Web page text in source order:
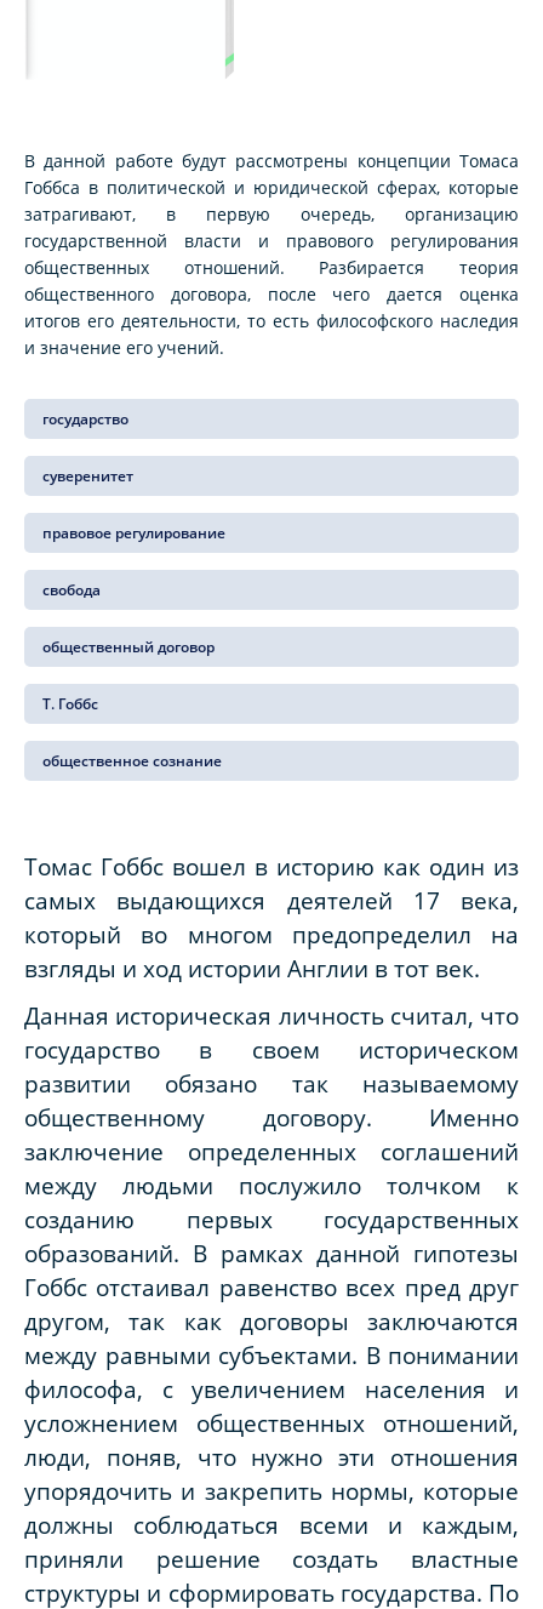
В данной работе будут рассмотрены концепции Томаса
Гоббса в политической и юридической сферах, которые
затрагивают, в первую очередь, организацию
государственной власти и правового регулирования
общественных отношений. Разбирается теория
общественного договора, после чего дается оценка
итогов его деятельности, то есть философского наследия
и значение его учений.
государство
суверенитет
правовое регулирование
свобода
общественный договор
Т. Гоббс
общественное сознание
Томас Гоббс вошел в историю как один из
самых выдающихся деятелей 17 века,
который во многом предопределил на
взгляды и ход истории Англии в тот век.
Данная историческая личность считал, что
государство в своем историческом
развитии обязано так называемому
общественному договору. Именно
заключение определенных соглашений
между людьми послужило толчком к
созданию первых государственных
образований. В рамках данной гипотезы
Гоббс отстаивал равенство всех пред друг
другом, так как договоры заключаются
между равными субъектами. В понимании
философа, с увеличением населения и
усложнением общественных отношений,
люди, поняв, что нужно эти отношения
упорядочить и закрепить нормы, которые
должны соблюдаться всеми и каждым,
приняли решение создать властные
структуры и сформировать государства. По